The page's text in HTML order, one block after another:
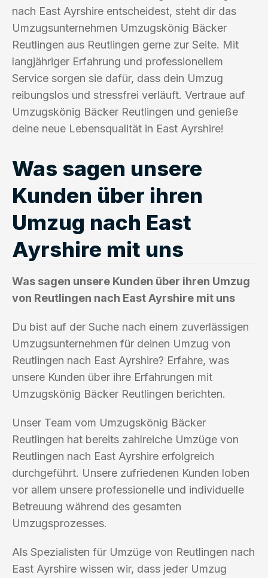
nach East Ayrshire entscheidest, steht dir das
Umzugsunternehmen Umzugskönig Bäcker
Reutlingen aus Reutlingen gerne zur Seite. Mit
langjähriger Erfahrung und professionellem
Service sorgen sie dafür, dass dein Umzug
reibungslos und stressfrei verläuft. Vertraue auf
Umzugskönig Bäcker Reutlingen und genieße
deine neue Lebensqualität in East Ayrshire!
Was sagen unsere
Kunden über ihren
Umzug nach East
Ayrshire mit uns
Was sagen unsere Kunden über ihren Umzug
von Reutlingen nach East Ayrshire mit uns
Du bist auf der Suche nach einem zuverlässigen
Umzugsunternehmen für deinen Umzug von
Reutlingen nach East Ayrshire? Erfahre, was
unsere Kunden über ihre Erfahrungen mit
Umzugskönig Bäcker Reutlingen berichten.
Unser Team vom Umzugskönig Bäcker
Reutlingen hat bereits zahlreiche Umzüge von
Reutlingen nach East Ayrshire erfolgreich
durchgeführt. Unsere zufriedenen Kunden loben
vor allem unsere professionelle und individuelle
Betreuung während des gesamten
Umzugsprozesses.
Als Spezialisten für Umzüge von Reutlingen nach
East Ayrshire wissen wir, dass jeder Umzug